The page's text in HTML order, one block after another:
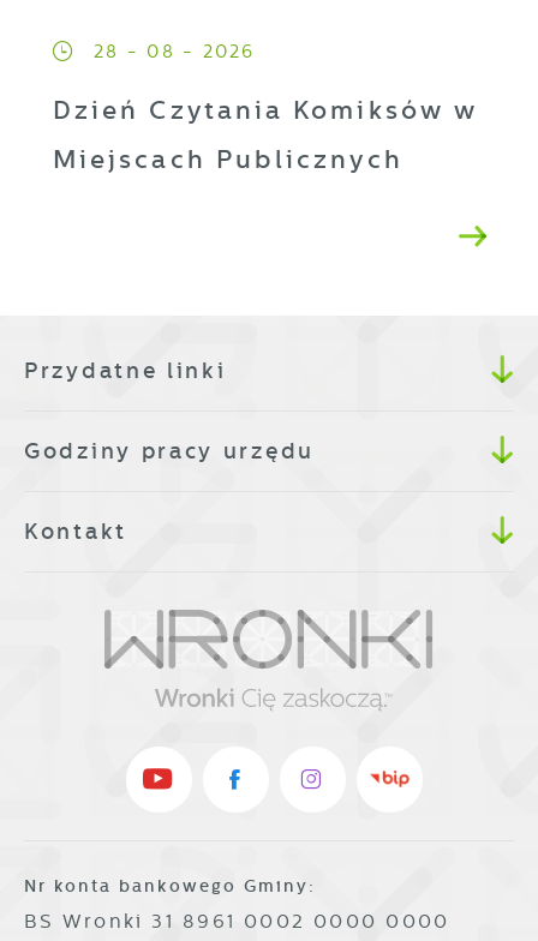
28 - 08 - 2026
Dzień Czytania Komiksów w
Miejscach Publicznych
Przydatne linki
Godziny pracy urzędu
Kontakt
Nr konta bankowego Gminy:
BS Wronki 31 8961 0002 0000 0000